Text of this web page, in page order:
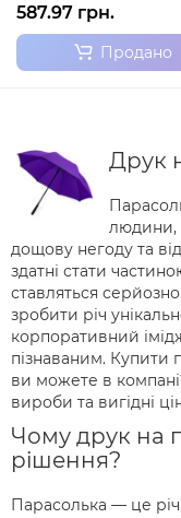
587.97 грн.
Продано
Друк
людини,
дощову негоду та
здатні стати
ставляться
зробити річ
корпоративний
пізнаваним. Купити
ви можете в
вироби та вигідні
Чому друк на
рішення?
Парасолька — це